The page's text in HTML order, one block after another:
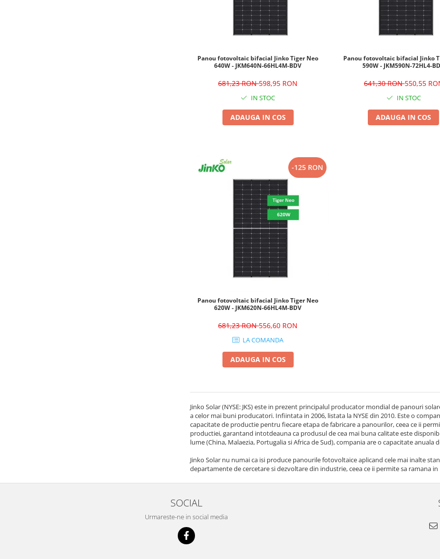
Panou fotovoltaic bifacial Jinko Tiger Neo
640W - JKM640N-66HL4M-BDV
681,23 RON598,95 RON
IN STOC
ADAUGA IN COS
Panou fotovoltaic bifacial Jinko
590W - JKM590N-72HL4-
641,30 RON550,55
IN STOC
ADAUGA IN COS
-125 RON
Panou fotovoltaic bifacial Jinko Tiger Neo
620W - JKM620N-66HL4M-BDV
681,23 RON556,60 RON
LA COMANDA
ADAUGA IN COS
Jinko Solar (NYSE: JKS) este in prezent principalul producator mondial de panouri
a celor mai buni producatori. Infiintata in 2006, listata la NYSE din 2010. Este o
capacitate de productie pentru fiecare etapa de fabricare a panourilor, ceea ce ii
productiei, garantand intotdeauna ca produsul de cea mai buna calitate este
lume (China, Malaezia, Portugalia si Africa de Sud), compania are o capacitate
Jinko Solar nu numai ca isi produce panourile fotovoltaice aplicand cele mai inalte
departamente de cercetare si dezvoltare din industrie, ceea ce ii permite sa ramana
SOCIAL
Urmareste-ne in social media